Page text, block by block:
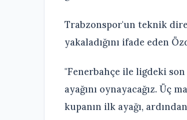
Trabzonspor'un teknik
yakaladığını ifade eden
"Fenerbahçe ile ligdeki son
ayağını oynayacağız. Üç
kupanın ilk ayağı,